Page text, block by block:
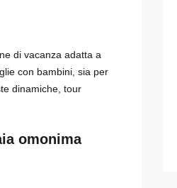
di vacanza adatta a
con bambini, sia per
dinamiche, tour
omonima